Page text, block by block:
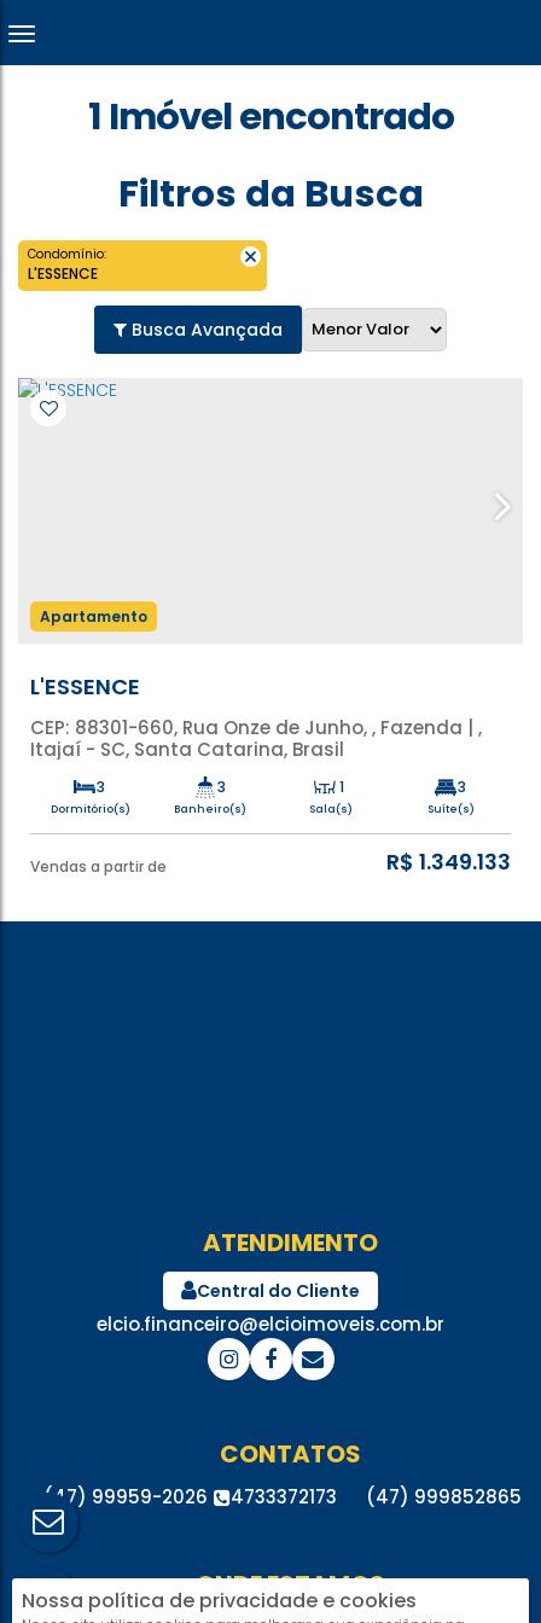
Nossa política de privacidade e cookies
1 Imóvel encontrado
Filtros da Busca
Condomínio:
L'ESSENCE
Busca Avançada
Apartamento
L'ESSENCE
R$ 1.349.133
Vendas a partir de
CEP: 88301-660, Rua Onze de Junho , Fazenda
,
Itajaí
, Santa Catarina, Brasil
3
Dormitório(s)
3
Banheiro(s)
1
Sala(s)
3
Suíte(s)
2
ATENDIMENTO
Central do Cliente
elcio.financeiro@elcioimoveis.com.br
CONTATOS
(47) 99959-2026 4733372173 (47) 999852865
ONDE ESTAMOS